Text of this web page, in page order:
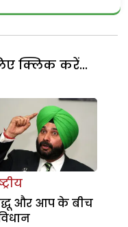
क्लिक करें...
और आप के बीच